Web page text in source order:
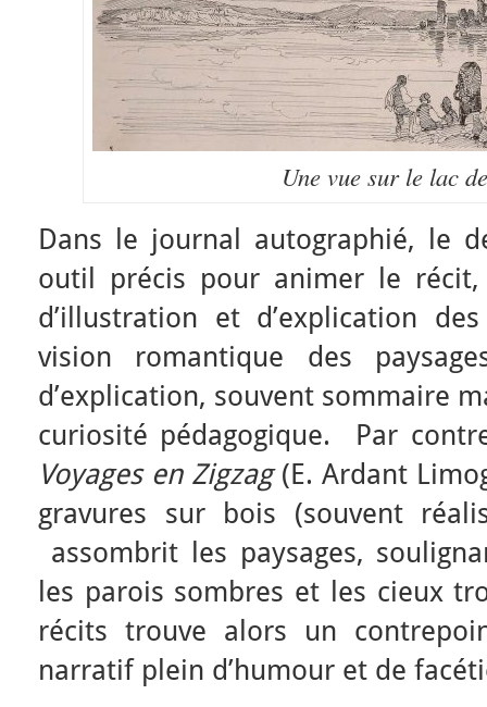
Une vue sur le lac
Dans le journal autographié, le
outil précis pour animer le
d’illustration et d’explication
vision romantique des
d’explication, souvent sommaire
curiosité pédagogique. Par
Voyages en Zigzag(E. Ardant
gravures sur bois (souvent
assombrit les paysages,
les parois sombres et les cieux
récits trouve alors un
narratif plein d’humour et de